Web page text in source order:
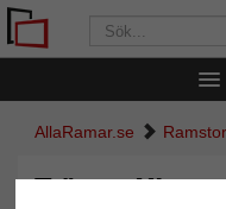
AllaRamar.se
Träram XL 23